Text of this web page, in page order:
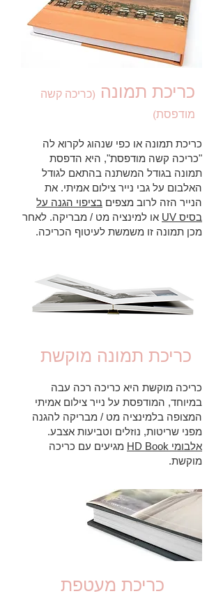
כריכת תמונה (כריכה קשה
מודפסת)
כריכת תמונה או כפי שנהוג לקרוא לה
"כריכה קשה מודפסת", היא הדפסת
תמונה בגודל המשתנה בהתאם לגודל
האלבום על גבי נייר צילום אמיתי. את
הנייר הזה לרוב מצפים בציפוי הגנה על
בסיס UV
או למינציה מט / מבריקה. לאחר
מכן תמונה זו משמשת לעיטוף הכריכה.
כריכת תמונה מוקשת
כריכה מוקשת היא כריכה רכה עבה
במיוחד, המודפסת על נייר צילום אמיתי
המצופה בלמינציה מט / מבריקה להגנה
מפני שריטות, נוזלים וטביעות אצבע.
אלבומי HD Book
מגיעים עם כריכה
מוקשת.
כריכת מעטפת